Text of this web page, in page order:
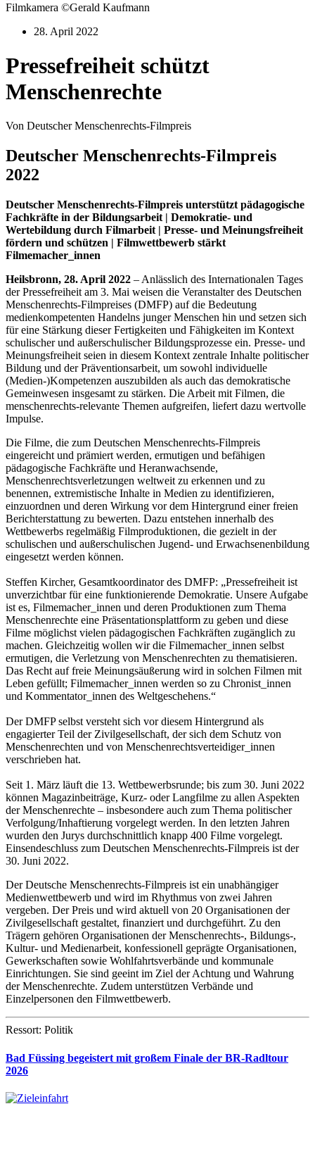
Filmkamera ©Gerald Kaufmann
28. April 2022
Pressefreiheit schützt
Menschenrechte
Von Deutscher Menschenrechts-Filmpreis
Deutscher Menschenrechts-Filmpreis
2022
Deutscher Menschenrechts-Filmpreis unterstützt pädagogische
Fachkräfte in der Bildungsarbeit | Demokratie- und
Wertebildung durch Filmarbeit | Presse- und Meinungsfreiheit
fördern und schützen | Filmwettbewerb stärkt
Filmemacher_innen
Heilsbronn, 28. April 2022 – Anlässlich des Internationalen Tages
der Pressefreiheit am 3. Mai weisen die Veranstalter des Deutschen
Menschenrechts-Filmpreises (DMFP) auf die Bedeutung
medienkompetenten Handelns junger Menschen hin und setzen sich
für eine Stärkung dieser Fertigkeiten und Fähigkeiten im Kontext
schulischer und außerschulischer Bildungsprozesse ein. Presse- und
Meinungsfreiheit seien in diesem Kontext zentrale Inhalte politischer
Bildung und der Präventionsarbeit, um sowohl individuelle
(Medien-)Kompetenzen auszubilden als auch das demokratische
Gemeinwesen insgesamt zu stärken. Die Arbeit mit Filmen, die
menschenrechts-relevante Themen aufgreifen, liefert dazu wertvolle
Impulse.
Die Filme, die zum Deutschen Menschenrechts-Filmpreis
eingereicht und prämiert werden, ermutigen und befähigen
pädagogische Fachkräfte und Heranwachsende,
Menschenrechtsverletzungen weltweit zu erkennen und zu
benennen, extremistische Inhalte in Medien zu identifizieren,
einzuordnen und deren Wirkung vor dem Hintergrund einer freien
Berichterstattung zu bewerten. Dazu entstehen innerhalb des
Wettbewerbs regelmäßig Filmproduktionen, die gezielt in der
schulischen und außerschulischen Jugend- und Erwachsenenbildung
eingesetzt werden können.
Steffen Kircher, Gesamtkoordinator des DMFP: „Pressefreiheit ist
unverzichtbar für eine funktionierende Demokratie. Unsere Aufgabe
ist es, Filmemacher_innen und deren Produktionen zum Thema
Menschenrechte eine Präsentationsplattform zu geben und diese
Filme möglichst vielen pädagogischen Fachkräften zugänglich zu
machen. Gleichzeitig wollen wir die Filmemacher_innen selbst
ermutigen, die Verletzung von Menschenrechten zu thematisieren.
Das Recht auf freie Meinungsäußerung wird in solchen Filmen mit
Leben gefüllt; Filmemacher_innen werden so zu Chronist_innen
und Kommentator_innen des Weltgeschehens.“
Der DMFP selbst versteht sich vor diesem Hintergrund als
engagierter Teil der Zivilgesellschaft, der sich dem Schutz von
Menschenrechten und von Menschenrechtsverteidiger_innen
verschrieben hat.
Seit 1. März läuft die 13. Wettbewerbsrunde; bis zum 30. Juni 2022
können Magazinbeiträge, Kurz- oder Langfilme zu allen Aspekten
der Menschenrechte – insbesondere auch zum Thema politischer
Verfolgung/Inhaftierung vorgelegt werden. In den letzten Jahren
wurden den Jurys durchschnittlich knapp 400 Filme vorgelegt.
Einsendeschluss zum Deutschen Menschenrechts-Filmpreis ist der
30. Juni 2022.
Der Deutsche Menschenrechts-Filmpreis ist ein unabhängiger
Medienwettbewerb und wird im Rhythmus von zwei Jahren
vergeben. Der Preis und wird aktuell von 20 Organisationen der
Zivilgesellschaft gestaltet, finanziert und durchgeführt. Zu den
Trägern gehören Organisationen der Menschenrechts-, Bildungs-,
Kultur- und Medienarbeit, konfessionell geprägte Organisationen,
Gewerkschaften sowie Wohlfahrtsverbände und kommunale
Einrichtungen. Sie sind geeint im Ziel der Achtung und Wahrung
der Menschenrechte. Zudem unterstützen Verbände und
Einzelpersonen den Filmwettbewerb.
Ressort: Politik
Bad Füssing begeistert mit großem Finale der BR-Radltour
2026